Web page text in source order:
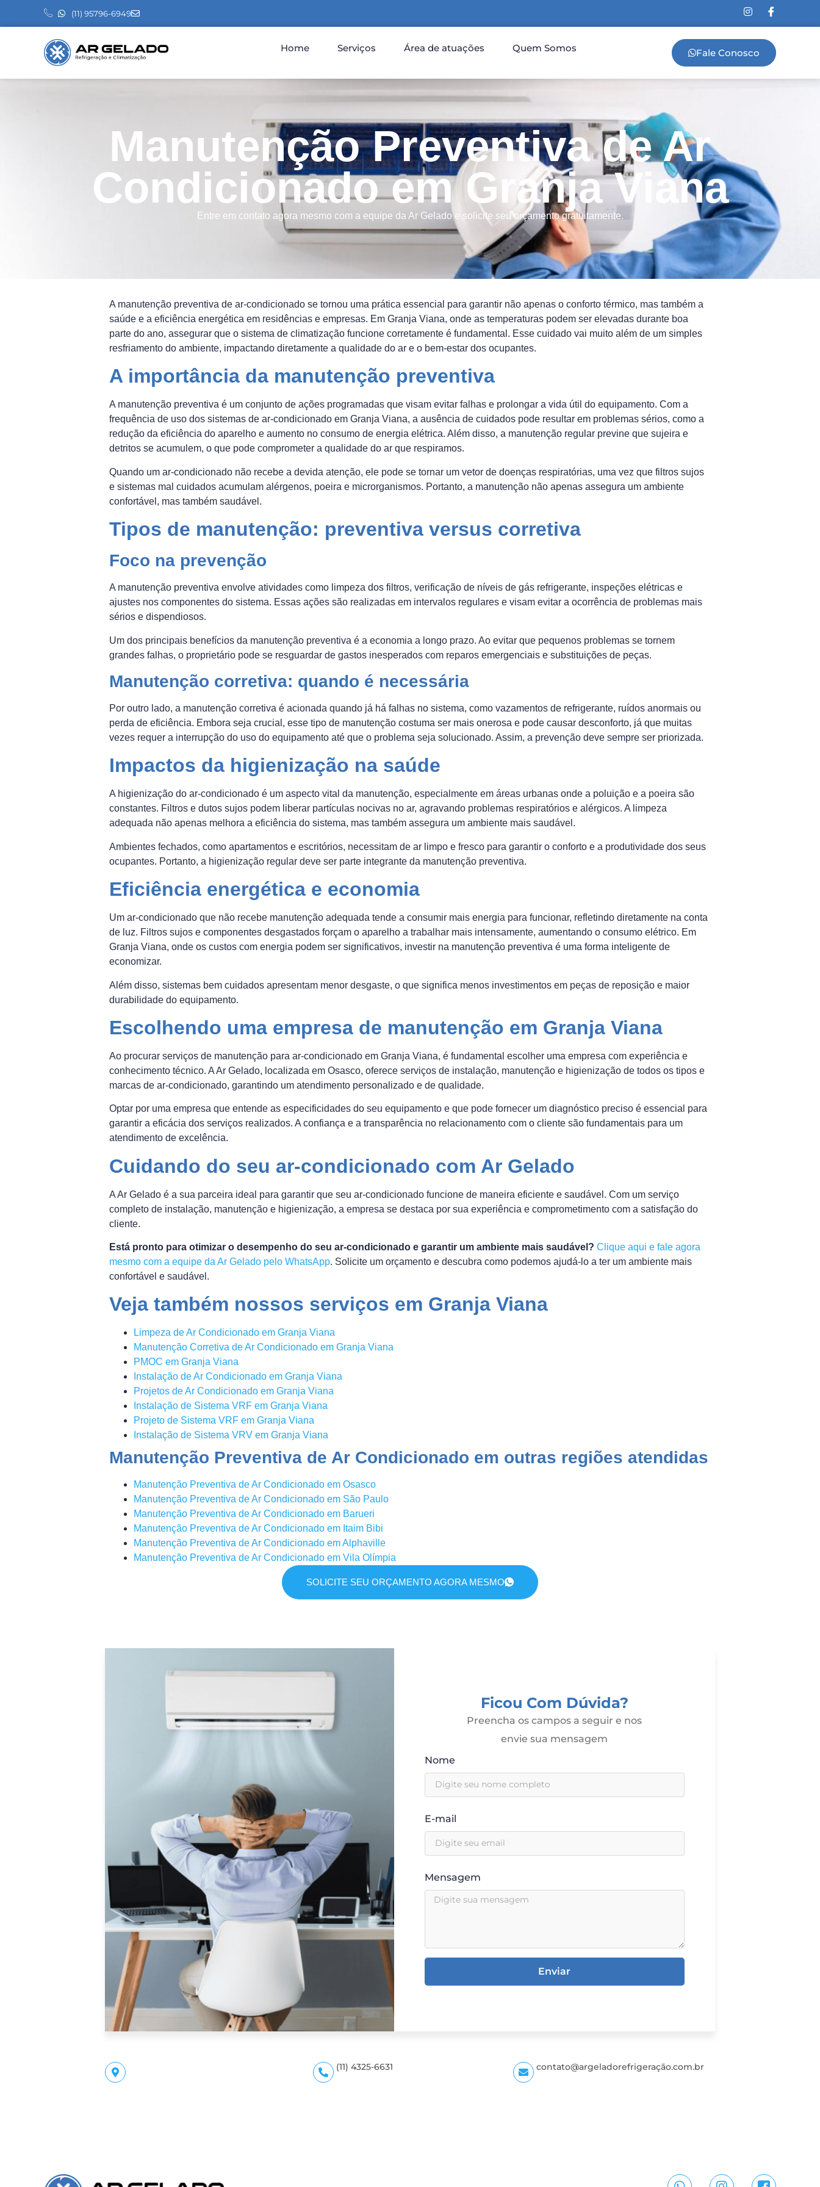
(11) 95796-6949
Home Serviços Área de atuações Quem Somos Fale Conosco
Manutenção Preventiva de Ar
Condicionado em Granja Viana
Entre em contato agora mesmo com a equipe da Ar Gelado e solicite seu orçamento gratuitamente.
A manutenção preventiva de ar-condicionado se tornou uma prática essencial para garantir não apenas o conforto térmico, mas também a
saúde e a eficiência energética em residências e empresas. Em Granja Viana, onde as temperaturas podem ser elevadas durante boa
parte do ano, assegurar que o sistema de climatização funcione corretamente é fundamental. Esse cuidado vai muito além de um simples
resfriamento do ambiente, impactando diretamente a qualidade do ar e o bem-estar dos ocupantes.
A importância da manutenção preventiva
A manutenção preventiva é um conjunto de ações programadas que visam evitar falhas e prolongar a vida útil do equipamento. Com a
frequência de uso dos sistemas de ar-condicionado em Granja Viana, a ausência de cuidados pode resultar em problemas sérios, como a
redução da eficiência do aparelho e aumento no consumo de energia elétrica. Além disso, a manutenção regular previne que sujeira e
detritos se acumulem, o que pode comprometer a qualidade do ar que respiramos.
Quando um ar-condicionado não recebe a devida atenção, ele pode se tornar um vetor de doenças respiratórias, uma vez que filtros sujos
e sistemas mal cuidados acumulam alérgenos, poeira e microrganismos. Portanto, a manutenção não apenas assegura um ambiente
confortável, mas também saudável.
Tipos de manutenção: preventiva versus corretiva
Foco na prevenção
A manutenção preventiva envolve atividades como limpeza dos filtros, verificação de níveis de gás refrigerante, inspeções elétricas e
ajustes nos componentes do sistema. Essas ações são realizadas em intervalos regulares e visam evitar a ocorrência de problemas mais
sérios e dispendiosos.
Um dos principais benefícios da manutenção preventiva é a economia a longo prazo. Ao evitar que pequenos problemas se tornem
grandes falhas, o proprietário pode se resguardar de gastos inesperados com reparos emergenciais e substituições de peças.
Manutenção corretiva: quando é necessária
Por outro lado, a manutenção corretiva é acionada quando já há falhas no sistema, como vazamentos de refrigerante, ruídos anormais ou
perda de eficiência. Embora seja crucial, esse tipo de manutenção costuma ser mais onerosa e pode causar desconforto, já que muitas
vezes requer a interrupção do uso do equipamento até que o problema seja solucionado. Assim, a prevenção deve sempre ser priorizada.
Impactos da higienização na saúde
A higienização do ar-condicionado é um aspecto vital da manutenção, especialmente em áreas urbanas onde a poluição e a poeira são
constantes. Filtros e dutos sujos podem liberar partículas nocivas no ar, agravando problemas respiratórios e alérgicos. A limpeza
adequada não apenas melhora a eficiência do sistema, mas também assegura um ambiente mais saudável.
Ambientes fechados, como apartamentos e escritórios, necessitam de ar limpo e fresco para garantir o conforto e a produtividade dos seus
ocupantes. Portanto, a higienização regular deve ser parte integrante da manutenção preventiva.
Eficiência energética e economia
Um ar-condicionado que não recebe manutenção adequada tende a consumir mais energia para funcionar, refletindo diretamente na conta
de luz. Filtros sujos e componentes desgastados forçam o aparelho a trabalhar mais intensamente, aumentando o consumo elétrico. Em
Granja Viana, onde os custos com energia podem ser significativos, investir na manutenção preventiva é uma forma inteligente de
economizar.
Além disso, sistemas bem cuidados apresentam menor desgaste, o que significa menos investimentos em peças de reposição e maior
durabilidade do equipamento.
Escolhendo uma empresa de manutenção em Granja Viana
Ao procurar serviços de manutenção para ar-condicionado em Granja Viana, é fundamental escolher uma empresa com experiência e
conhecimento técnico. A Ar Gelado, localizada em Osasco, oferece serviços de instalação, manutenção e higienização de todos os tipos e
marcas de ar-condicionado, garantindo um atendimento personalizado e de qualidade.
Optar por uma empresa que entende as especificidades do seu equipamento e que pode fornecer um diagnóstico preciso é essencial para
garantir a eficácia dos serviços realizados. A confiança e a transparência no relacionamento com o cliente são fundamentais para um
atendimento de excelência.
Cuidando do seu ar-condicionado com Ar Gelado
A Ar Gelado é a sua parceira ideal para garantir que seu ar-condicionado funcione de maneira eficiente e saudável. Com um serviço
completo de instalação, manutenção e higienização, a empresa se destaca por sua experiência e comprometimento com a satisfação do
cliente.
Está pronto para otimizar o desempenho do seu ar-condicionado e garantir um ambiente mais saudável? Clique aqui e fale agora
mesmo com a equipe da Ar Gelado pelo WhatsApp. Solicite um orçamento e descubra como podemos ajudá-lo a ter um ambiente mais
confortável e saudável.
Veja também nossos serviços em Granja Viana
Limpeza de Ar Condicionado em Granja Viana
Manutenção Corretiva de Ar Condicionado em Granja Viana
PMOC em Granja Viana
Instalação de Ar Condicionado em Granja Viana
Projetos de Ar Condicionado em Granja Viana
Instalação de Sistema VRF em Granja Viana
Projeto de Sistema VRF em Granja Viana
Instalação de Sistema VRV em Granja Viana
Manutenção Preventiva de Ar Condicionado em outras regiões atendidas
Manutenção Preventiva de Ar Condicionado em Osasco
Manutenção Preventiva de Ar Condicionado em São Paulo
Manutenção Preventiva de Ar Condicionado em Barueri
Manutenção Preventiva de Ar Condicionado em Itaim Bibi
Manutenção Preventiva de Ar Condicionado em Alphaville
Manutenção Preventiva de Ar Condicionado em Vila Olímpia
SOLICITE SEU ORÇAMENTO AGORA MESMO
Ficou Com Dúvida?
Preencha os campos a seguir e nos
envie sua mensagem
Nome
E-mail
Mensagem
Enviar
(11) 4325-6631 contato@argeladorefrigeração.com.br